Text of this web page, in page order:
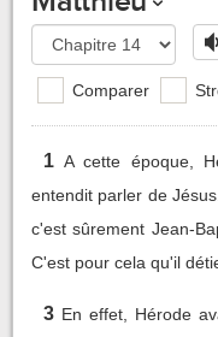
Comparer
1 A cette époque,
entendit parler de Jésus.
c'est sûrement Jean-
C'est pour cela qu'il
3 En effet, Hérode